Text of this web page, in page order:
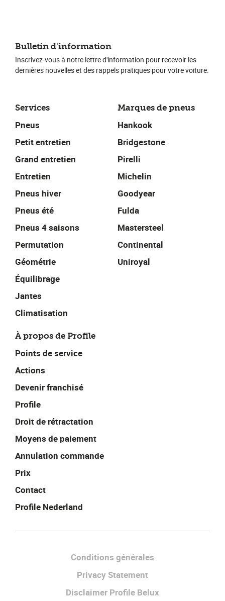
Services
Pneus
Petit entretien
Grand entretien
Entretien
Pneus hiver
Pneus été
Pneus 4 saisons
Permutation
Géométrie
Équilibrage
Jantes
Climatisation
Marques de pneus
Hankook
Bridgestone
Pirelli
Michelin
Goodyear
Fulda
Mastersteel
Continental
Uniroyal
À propos de Profile
Points de service
Actions
Devenir franchisé
Profile
Droit de rétractation
Moyens de paiement
Annulation commande
Prix
Contact
Profile Nederland
Bulletin d'information
Inscrivez-vous à notre lettre d'information pour recevoir les
dernières nouvelles et des rappels pratiques pour votre voiture.
Conditions générales
Privacy Statement
Disclaimer Profile Belux